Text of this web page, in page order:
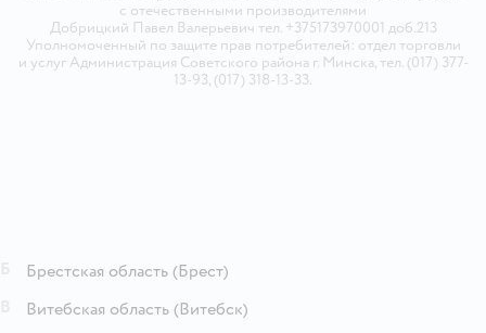
с отечественными производителями
Добрицкий Павел Валерьевич тел. +375173970001 доб.213
Уполномоченный по защите прав потребителей: отдел торговли
и услуг Администрация Советского района г. Минска, тел. (017) 377-
13-93, (017) 318-13-33.
Брестская область (Брест)
Витебская область (Витебск)